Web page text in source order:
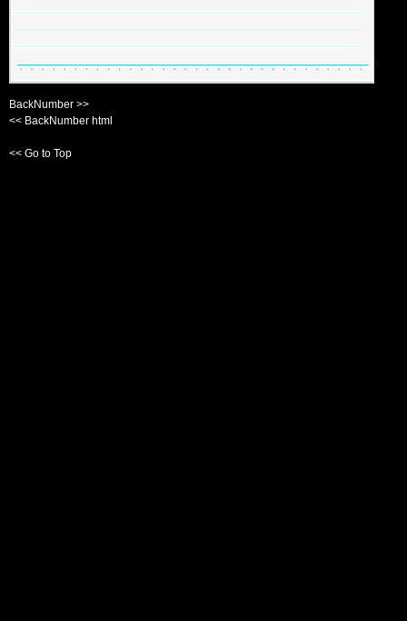
BackNumber >>
<< BackNumber html
<< Go to Top